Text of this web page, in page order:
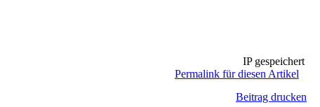
IP gespeichert
Permalink für diesen Artikel
Beitrag drucken